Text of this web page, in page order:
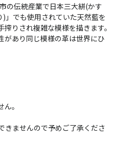
の伝統産業で日本三大絣(かす
」でも使用されていた天然藍を
りされ複雑な模様を描きます。
あり同じ模様の革は世界にひ
。
きませんので予めご了承くださ